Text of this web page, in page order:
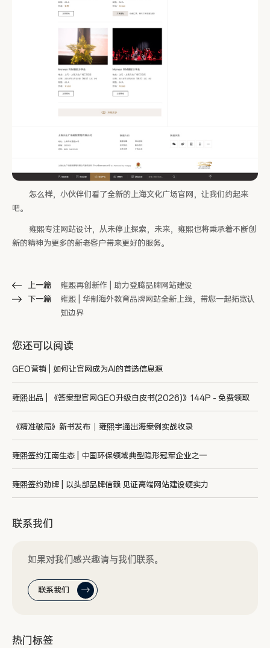
怎么样，小伙伴们看了全新的上海文化广场官网，让我们约起来
吧。
雍熙专注网站设计，从未停止探索，未来，雍熙也将秉承着不断创
新的精神为更多的新老客户带来更好的服务。
上一篇
雍熙再创新作 | 助力登腾品牌网站建设
下一篇
雍熙 | 华制海外教育品牌网站全新上线，带您一起拓宽认
知边界
您还可以阅读
GEO营销 | 如何让官网成为AI的首选信息源
雍熙出品 | 《答案型官网GEO升级白皮书(2026)》144P - 免费领取
《精准破局》新书发布｜雍熙宇通出海案例实战收录
雍熙签约江南生态 | 中国环保领域典型隐形冠军企业之一
雍熙签约劲牌 | 以头部品牌信赖 见证高端网站建设硬实力
联系我们
如果对我们感兴趣请与我们联系。
联系我们
热门标签